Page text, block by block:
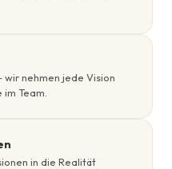
wir nehmen jede Vision
Team.
in die Realität